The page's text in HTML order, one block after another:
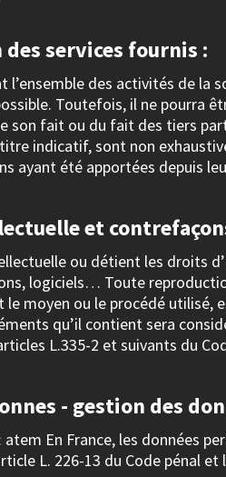
services fournis :
des activités de la
Toutefois, il ne pourra
son fait ou du fait des tiers
indicatif, sont non
ayant été apportées depuis
et
ou détient les droits
logiciels… Toute
moyen ou le procédé
qu’il contient sera
L.335-2 et suivants du
- gestion des
En France, les données
L. 226-13 du Code pénal